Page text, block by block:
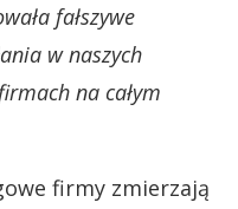
fałszywe
w naszych
na całym
firmy zmierzają